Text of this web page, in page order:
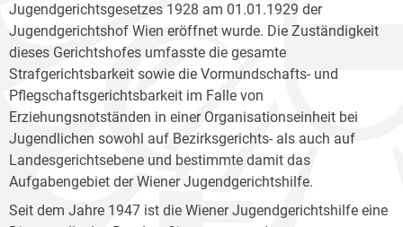
Jugendgerichtsgesetzes 1928 am 01.01.1929 der
Jugendgerichtshof Wien eröffnet wurde. Die Zuständigkeit
dieses Gerichtshofes umfasste die gesamte
Strafgerichtsbarkeit sowie die Vormundschafts- und
Pflegschaftsgerichtsbarkeit im Falle von
Erziehungsnotständen in einer Organisationseinheit bei
Jugendlichen sowohl auf Bezirksgerichts- als auch auf
Landesgerichtsebene und bestimmte damit das
Aufgabengebiet der Wiener Jugendgerichtshilfe.
Seit dem Jahre 1947 ist die Wiener Jugendgerichtshilfe eine